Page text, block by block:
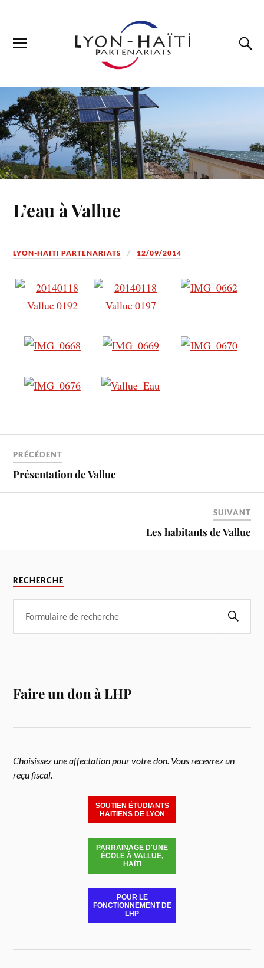
L’eau à Vallue
LYON-HAÏTI PARTENARIATS 12/09/2014
PRÉCÉDENT
Présentation de Vallue
SUIVANT
Les habitants de Vallue
RECHERCHE
Faire un don à LHP
Choisissez une affectation pour votre don. Vous recevrez un
reçu fiscal.
SOUTIEN ÉTUDIANTS
HAÏTIENS DE LYON
PARRAINAGE D'UNE
ÉCOLE À VALLUE,
HAÏTI
POUR LE
FONCTIONNEMENT DE
LHP